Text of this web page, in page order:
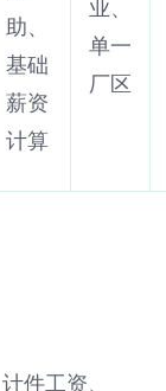
助、
基础
薪资
计算
业、
单一
厂区
件工资、